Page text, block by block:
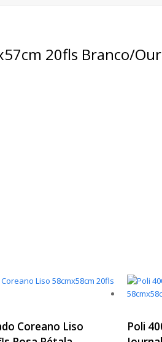
20fls Branco/
Coreano Liso
Poli